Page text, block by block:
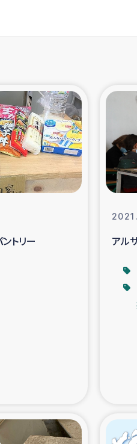
シリア国内避難民・
スリランカ南部
復興支
令和6年能登半
ミャンマ
漁民によるマン
神原ゼミx
トリー アル